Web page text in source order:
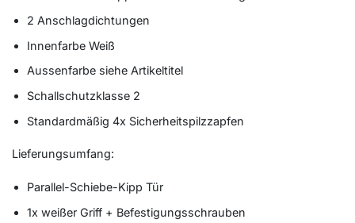
2 Anschlagdichtungen
Innenfarbe Weiß
Aussenfarbe siehe Artikeltitel
Schallschutzklasse 2
Standardmäßig 4x Sicherheitspilzzapfen
Lieferungsumfang:
Parallel-Schiebe-Kipp Tür
1x weißer Griff + Befestigungsschrauben